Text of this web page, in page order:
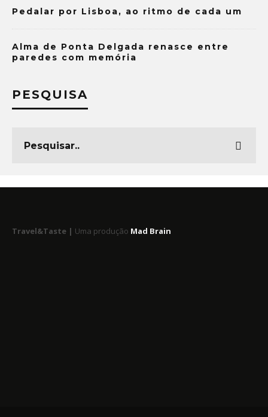
Pedalar por Lisboa, ao ritmo de cada um
Alma de Ponta Delgada renasce entre
paredes com memória
PESQUISA
Travel&Taste | Uma produção Mad Brain